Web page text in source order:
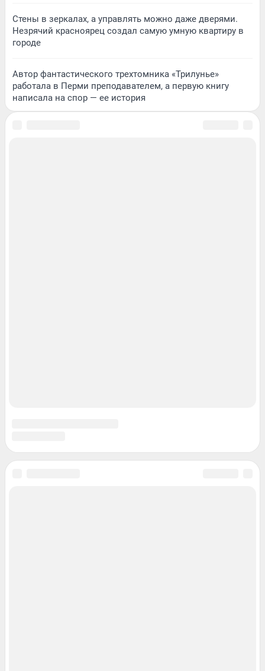
Стены в зеркалах, а управлять можно даже дверями.
Незрячий красноярец создал самую умную квартиру в
городе
Автор фантастического трехтомника «Трилунье»
работала в Перми преподавателем, а первую книгу
написала на спор — ее история